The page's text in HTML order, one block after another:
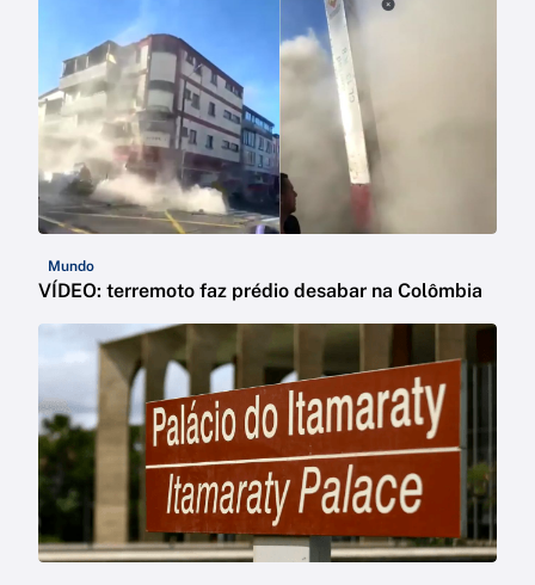
Mundo
VÍDEO: terremoto faz prédio desabar na Colômbia